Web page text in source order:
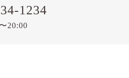
1234
20:00